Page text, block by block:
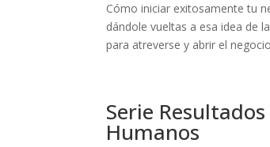
Cómo iniciar exitosamente tu
dándole vueltas a esa idea de
para atreverse y abrir el
Serie
Humanos